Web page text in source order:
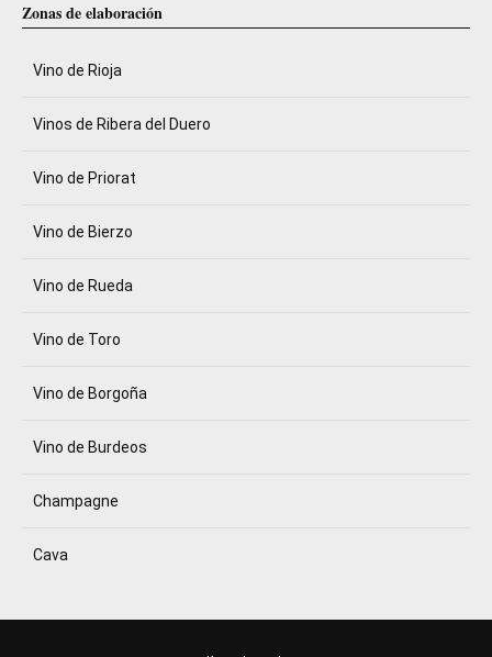
Zonas de elaboración
Vino de Rioja
Vinos de Ribera del Duero
Vino de Priorat
Vino de Bierzo
Vino de Rueda
Vino de Toro
Vino de Borgoña
Vino de Burdeos
Champagne
Cava